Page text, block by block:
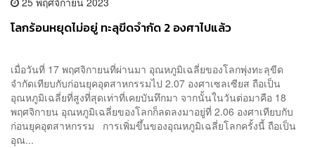
โลกร้อนหยุดไม่อยู่​ ทะลุขีดจำกัด​ 2 องศา​ไปแล้ว
เมื่อวันที่ 17 พฤศจิกายนที่ผ่านมา​ อุณหภูมิ​เฉลี่ย​ของโลกพุ่ง​ทะลุขีด
จำกัดเทียบกับ​ก่อนยุคอุตสาหกรรม​ไป 2.07 องศาเซลเซียส ถือเป็น
อุณหภูมิเฉลี่ยที่สูงที่สุดเท่าที่เคยบันทึก​มา จากนั้นในวันต่อมาคือ 18
พฤศจิกายน อุณหภูมิ​​เฉลี่ย​ของโลกก็ลดลงมาอยู่ที่ 2.06 องศาเทียบกับ​
ก่อนยุคอุตสาหกรรม การเพิ่มขึ้นของอุณหภูมิ​เฉลี่ย​โลกครั้งนี้ ถือเป็น
อุณ...